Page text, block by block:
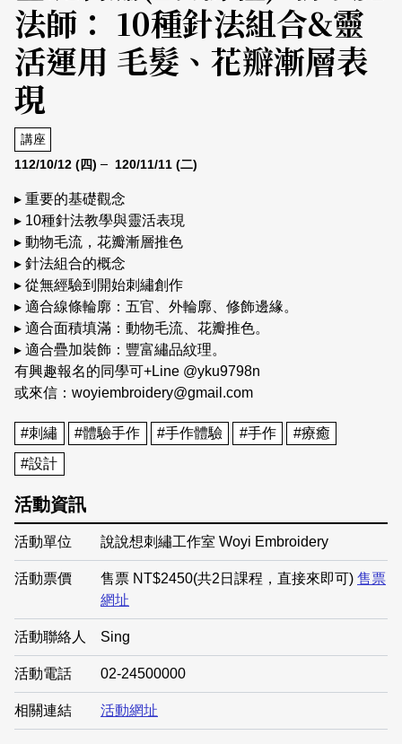
法師： 10種針法組合&靈
活運用 毛髮、花瓣漸層表
現
講座
112/10/12 (四) 120/11/11 (二)
▸ 重要的基礎觀念
▸ 10種針法教學與靈活表現
▸ 動物毛流，花瓣漸層推色
▸ 針法組合的概念
▸ 從無經驗到開始刺繡創作
▸ 適合線條輪廓：五官、外輪廓、修飾邊緣。
▸ 適合面積填滿：動物毛流、花瓣推色。
▸ 適合疊加裝飾：豐富繡品紋理。
有興趣報名的同學可+Line @yku9798n
或來信：woyiembroidery@gmail.com
#刺繡 #體驗手作 #手作體驗 #手作
#療癒
#設計
活動資訊
活動單位 說說想刺繡工作室 ​Woyi Embroidery
活動票價 售票 NT$2450(共2日課程，直接來即可) 售票
網址
活動聯絡人 Sing
活動電話 02-24500000
相關連結 活動網址